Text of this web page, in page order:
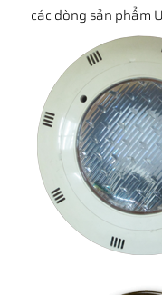
các dòng sản phẩm